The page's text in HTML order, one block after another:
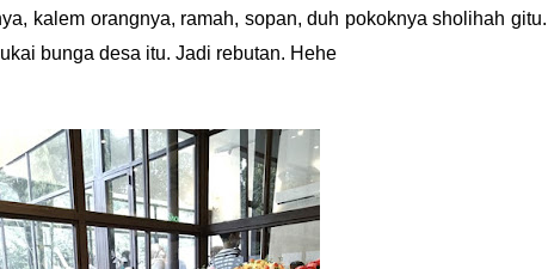
kalem orangnya, ramah, sopan, duh pokoknya sholihah gitu.
bunga desa itu. Jadi rebutan. Hehe